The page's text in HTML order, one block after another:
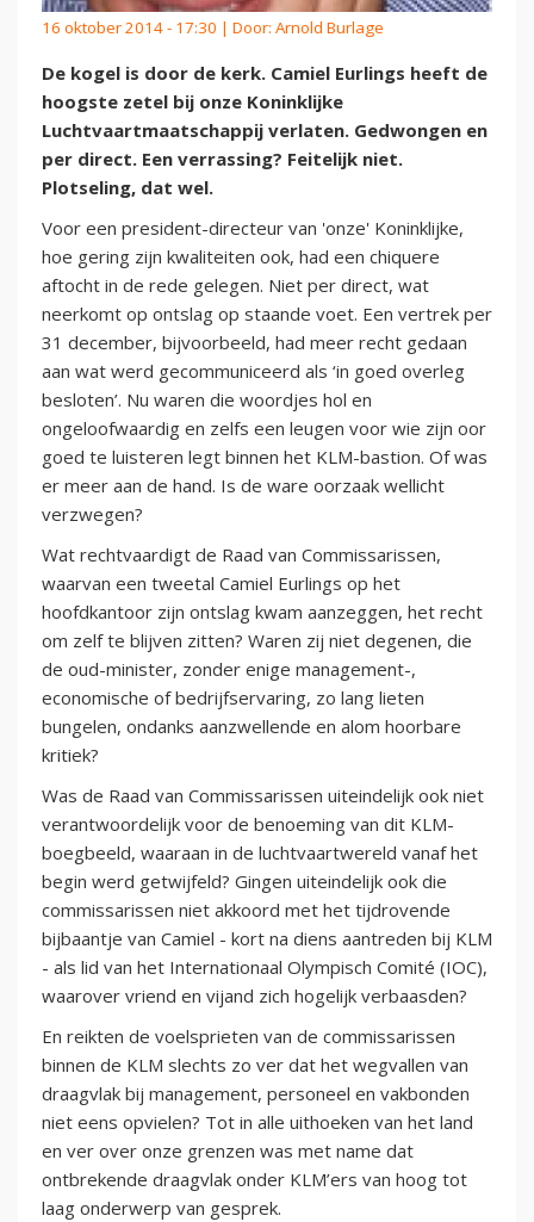
16 oktober 2014 - 17:30 | Door: Arnold Burlage
De kogel is door de kerk. Camiel Eurlings heeft de
hoogste zetel bij onze Koninklijke
Luchtvaartmaatschappij verlaten. Gedwongen en
per direct. Een verrassing? Feitelijk niet.
Plotseling, dat wel.
Voor een president-directeur van 'onze' Koninklijke,
hoe gering zijn kwaliteiten ook, had een chiquere
aftocht in de rede gelegen. Niet per direct, wat
neerkomt op ontslag op staande voet. Een vertrek per
31 december, bijvoorbeeld, had meer recht gedaan
aan wat werd gecommuniceerd als ‘in goed overleg
besloten’. Nu waren die woordjes hol en
ongeloofwaardig en zelfs een leugen voor wie zijn oor
goed te luisteren legt binnen het KLM-bastion. Of was
er meer aan de hand. Is de ware oorzaak wellicht
verzwegen?
Wat rechtvaardigt de Raad van Commissarissen,
waarvan een tweetal Camiel Eurlings op het
hoofdkantoor zijn ontslag kwam aanzeggen, het recht
om zelf te blijven zitten? Waren zij niet degenen, die
de oud-minister, zonder enige management-,
economische of bedrijfservaring, zo lang lieten
bungelen, ondanks aanzwellende en alom hoorbare
kritiek?
Was de Raad van Commissarissen uiteindelijk ook niet
verantwoordelijk voor de benoeming van dit KLM-
boegbeeld, waaraan in de luchtvaartwereld vanaf het
begin werd getwijfeld? Gingen uiteindelijk ook die
commissarissen niet akkoord met het tijdrovende
bijbaantje van Camiel - kort na diens aantreden bij KLM
- als lid van het Internationaal Olympisch Comité (IOC),
waarover vriend en vijand zich hogelijk verbaasden?
En reikten de voelsprieten van de commissarissen
binnen de KLM slechts zo ver dat het wegvallen van
draagvlak bij management, personeel en vakbonden
niet eens opvielen? Tot in alle uithoeken van het land
en ver over onze grenzen was met name dat
ontbrekende draagvlak onder KLM’ers van hoog tot
laag onderwerp van gesprek.